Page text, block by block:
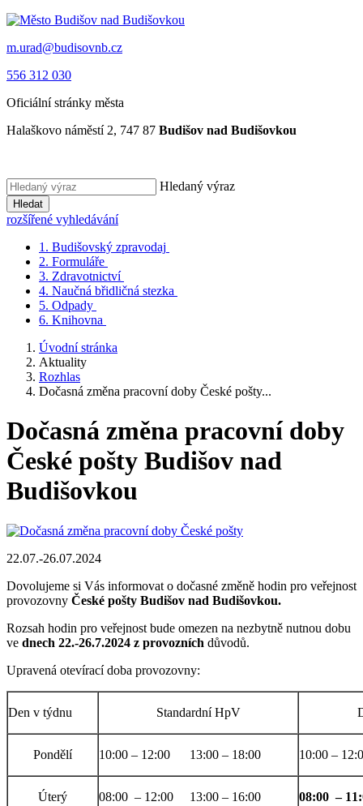
m.urad@budisovnb.cz
556 312 030
Oficiální stránky města
Halaškovo náměstí 2, 747 87 Budišov nad Budišovkou
Hledaný výraz
Hledat
rozšířené vyhledávání
1. Budišovský zpravodaj
2. Formuláře
3. Zdravotnictví
4. Naučná břidličná stezka
5. Odpady
6. Knihovna
Úvodní stránka
Aktuality
Rozhlas
Dočasná změna pracovní doby České pošty...
Dočasná změna pracovní doby
České pošty Budišov nad
Budišovkou
22.07.-26.07.2024
Dovolujeme si Vás informovat o dočasné změně hodin pro veřejnost
provozovny České pošty Budišov nad Budišovkou.
Rozsah hodin pro veřejnost bude omezen na nezbytně nutnou dobu
ve dnech 22.-26.7.2024 z provozních důvodů.
Upravená otevírací doba provozovny:
Den v týdnu Standardní HpV
Pondělí 10:00 – 12:00 13:00 – 18:00 10:00 –
Úterý 08:00 – 12:00 13:00 – 16:00 08:00 –